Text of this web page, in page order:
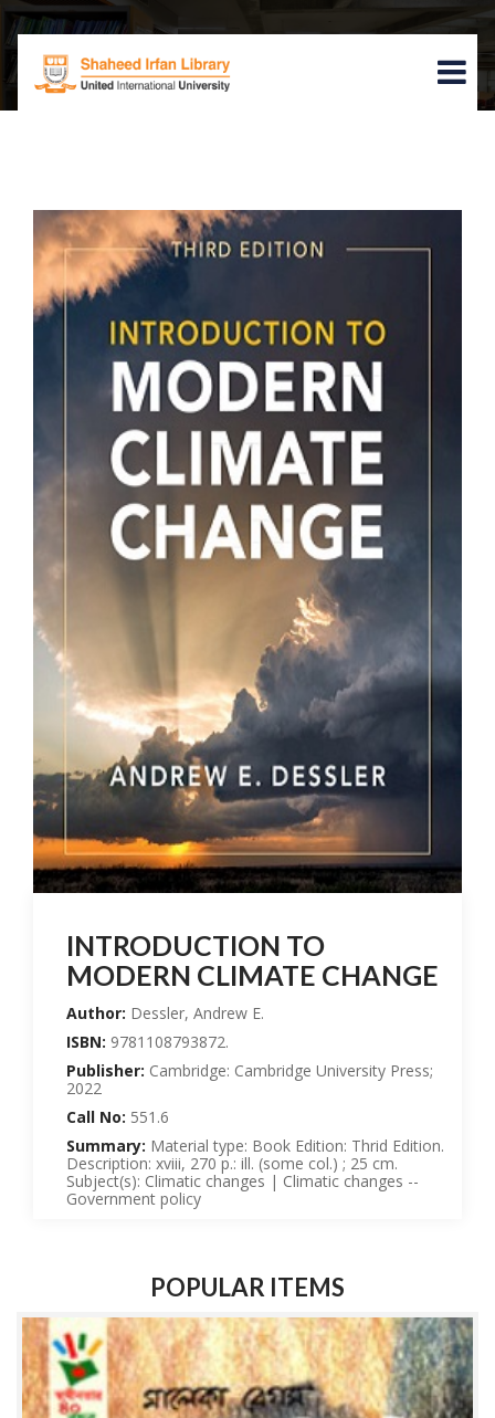
Home
INTRODUCTION TO
MODERN CLIMATE CHANGE
Author: Dessler, Andrew E.
ISBN: 9781108793872.
Publisher: Cambridge: Cambridge University Press;
2022
Call No: 551.6
Summary: Material type: Book Edition: Thrid Edition.
Description: xviii, 270 p.: ill. (some col.) ; 25 cm.
Subject(s): Climatic changes | Climatic changes --
Government policy
POPULAR ITEMS